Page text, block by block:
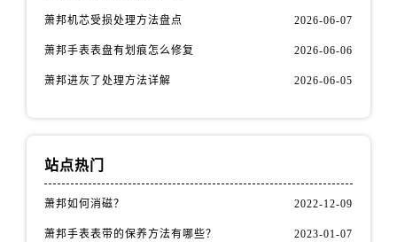
萧邦机芯受损处理方法盘点 2026-06-07
萧邦手表表盘有划痕怎么修复 2026-06-06
萧邦进灰了处理方法详解 2026-06-05
站点热门
萧邦如何消磁？ 2022-12-09
萧邦手表表带的保养方法有哪些？ 2023-01-07